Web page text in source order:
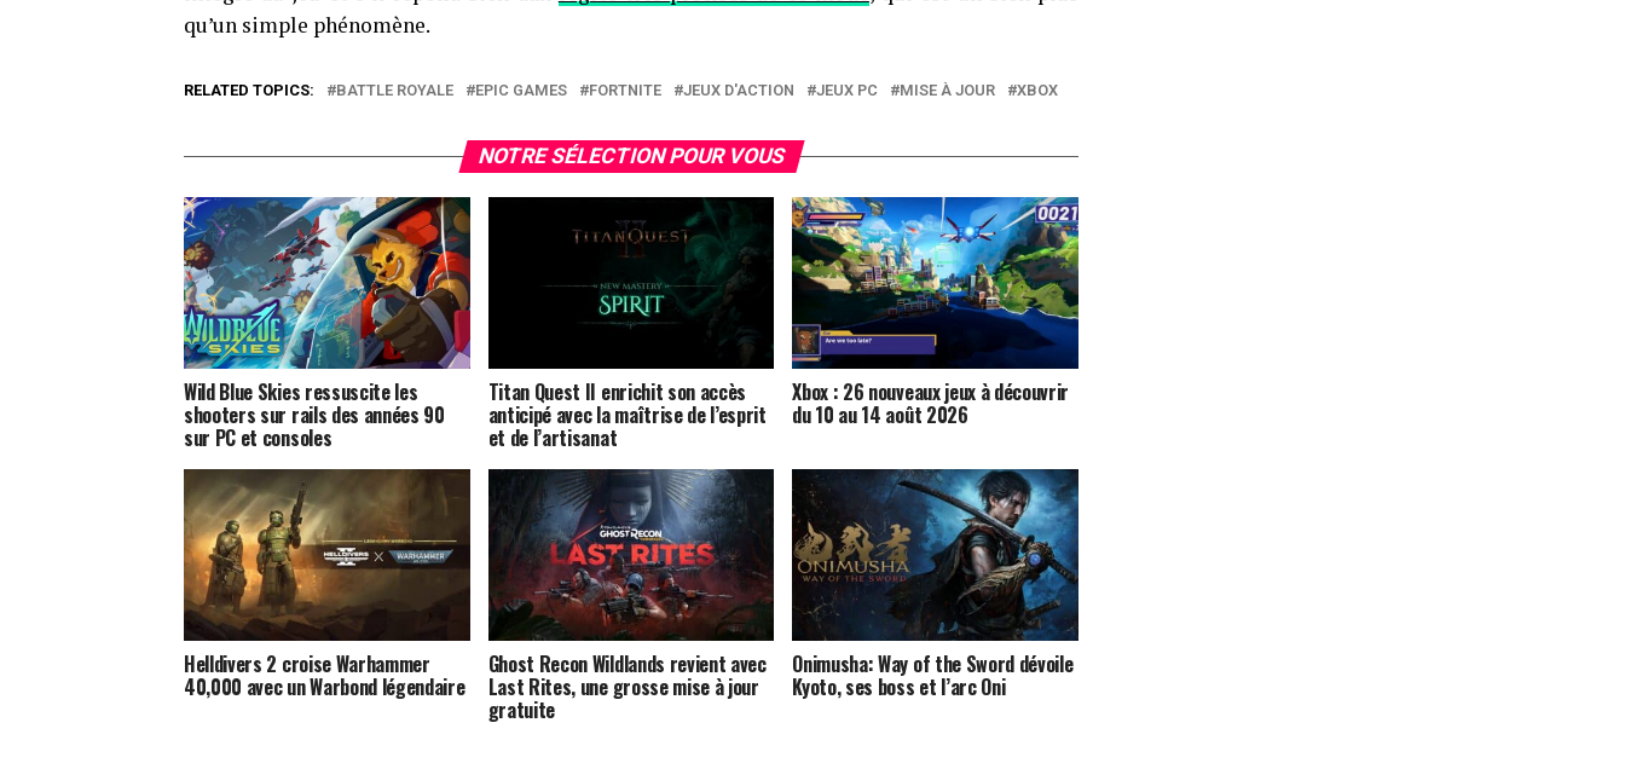
qu’un simple phénomène.
RELATED TOPICS: BATTLE ROYALE EPIC GAMES FORTNITE JEUX D'ACTION JEUX PC MISE À JOUR XBOX
NOTRE SÉLECTION POUR VOUS
Wild Blue Skies ressuscite les
shooters sur rails des années 90
sur PC et consoles
Titan Quest II enrichit son accès
anticipé avec la maîtrise de l’esprit
et de l’artisanat
Xbox : 26 nouveaux jeux à découvrir
du 10 au 14 août 2026
Helldivers 2 croise Warhammer
40,000 avec un Warbond légendaire
Ghost Recon Wildlands revient avec
Last Rites, une grosse mise à jour
gratuite
Onimusha: Way of the Sword dévoile
Kyoto, ses boss et l’arc Oni